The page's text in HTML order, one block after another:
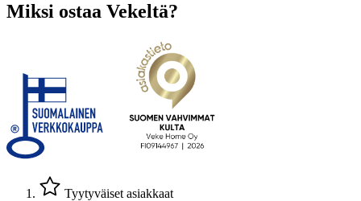
Miksi ostaa Vekeltä?
Tyytyväiset asiakkaat